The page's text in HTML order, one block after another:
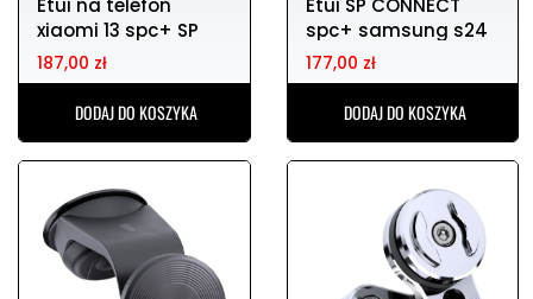
Etui na telefon
xiaomi 13 spc+ SP
CONNECT
187,00 zł
DODAJ DO KOSZYKA
Etui SP CONNECT
spc+ samsung s24
177,00 zł
DODAJ DO KOSZYKA